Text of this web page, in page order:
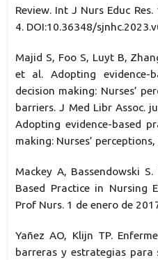
Review. Int J Nurs Educ
4. DOI:10.36348/
Majid S, Foo S, Luyt B,
et al. Adopting evidence-
decision making: Nurses’
barriers. J Med Libr Assoc.
Adopting evidence-based
making: Nurses’
Mackey A, Bassendowski
Based Practice in Nursing
Prof Nurs. 1 de enero de
Yañez AO, Klijn TP.
barreras y estrategias para